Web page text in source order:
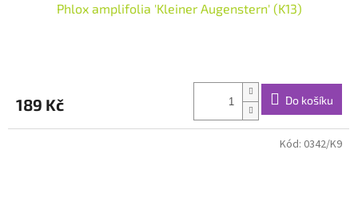
Phlox amplifolia 'Kleiner Augenstern' (K13)
189 Kč Do košíku
Kód: 0342/K9